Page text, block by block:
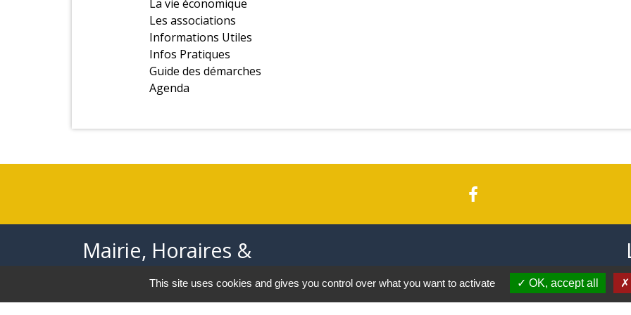
La vie économique
Les associations
Informations Utiles
Infos Pratiques
Guide des démarches
Agenda
Mairie, Horaires &
ContactThis site uses cookies and gives you control over what you want to activate OK, accept all